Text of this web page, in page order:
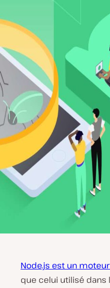
Node.js est un
que celui utilisé dans